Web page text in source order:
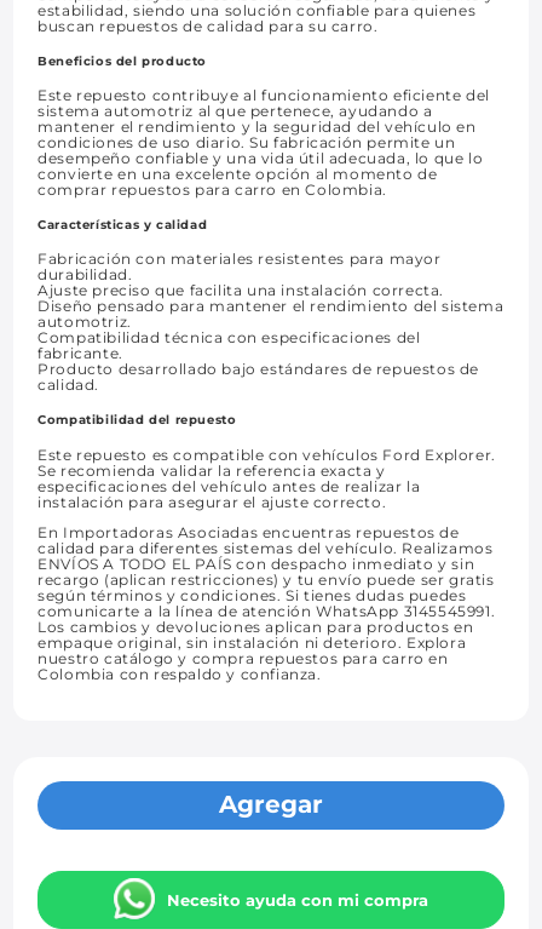
estabilidad, siendo una solución confiable para quienes
buscan repuestos de calidad para su carro.
Beneficios del producto
Este repuesto contribuye al funcionamiento eficiente del
sistema automotriz al que pertenece, ayudando a
mantener el rendimiento y la seguridad del vehículo en
condiciones de uso diario. Su fabricación permite un
desempeño confiable y una vida útil adecuada, lo que lo
convierte en una excelente opción al momento de
comprar repuestos para carro en Colombia.
Características y calidad
Fabricación con materiales resistentes para mayor
durabilidad.
Ajuste preciso que facilita una instalación correcta.
Diseño pensado para mantener el rendimiento del sistema
automotriz.
Compatibilidad técnica con especificaciones del
fabricante.
Producto desarrollado bajo estándares de repuestos de
calidad.
Compatibilidad del repuesto
Este repuesto es compatible con vehículos Ford Explorer.
Se recomienda validar la referencia exacta y
especificaciones del vehículo antes de realizar la
instalación para asegurar el ajuste correcto.
En Importadoras Asociadas encuentras repuestos de
calidad para diferentes sistemas del vehículo. Realizamos
ENVÍOS A TODO EL PAÍS con despacho inmediato y sin
recargo (aplican restricciones) y tu envío puede ser gratis
según términos y condiciones. Si tienes dudas puedes
comunicarte a la línea de atención WhatsApp 3145545991.
Los cambios y devoluciones aplican para productos en
empaque original, sin instalación ni deterioro. Explora
nuestro catálogo y compra repuestos para carro en
Colombia con respaldo y confianza.
Agregar
Necesito ayuda con mi compra